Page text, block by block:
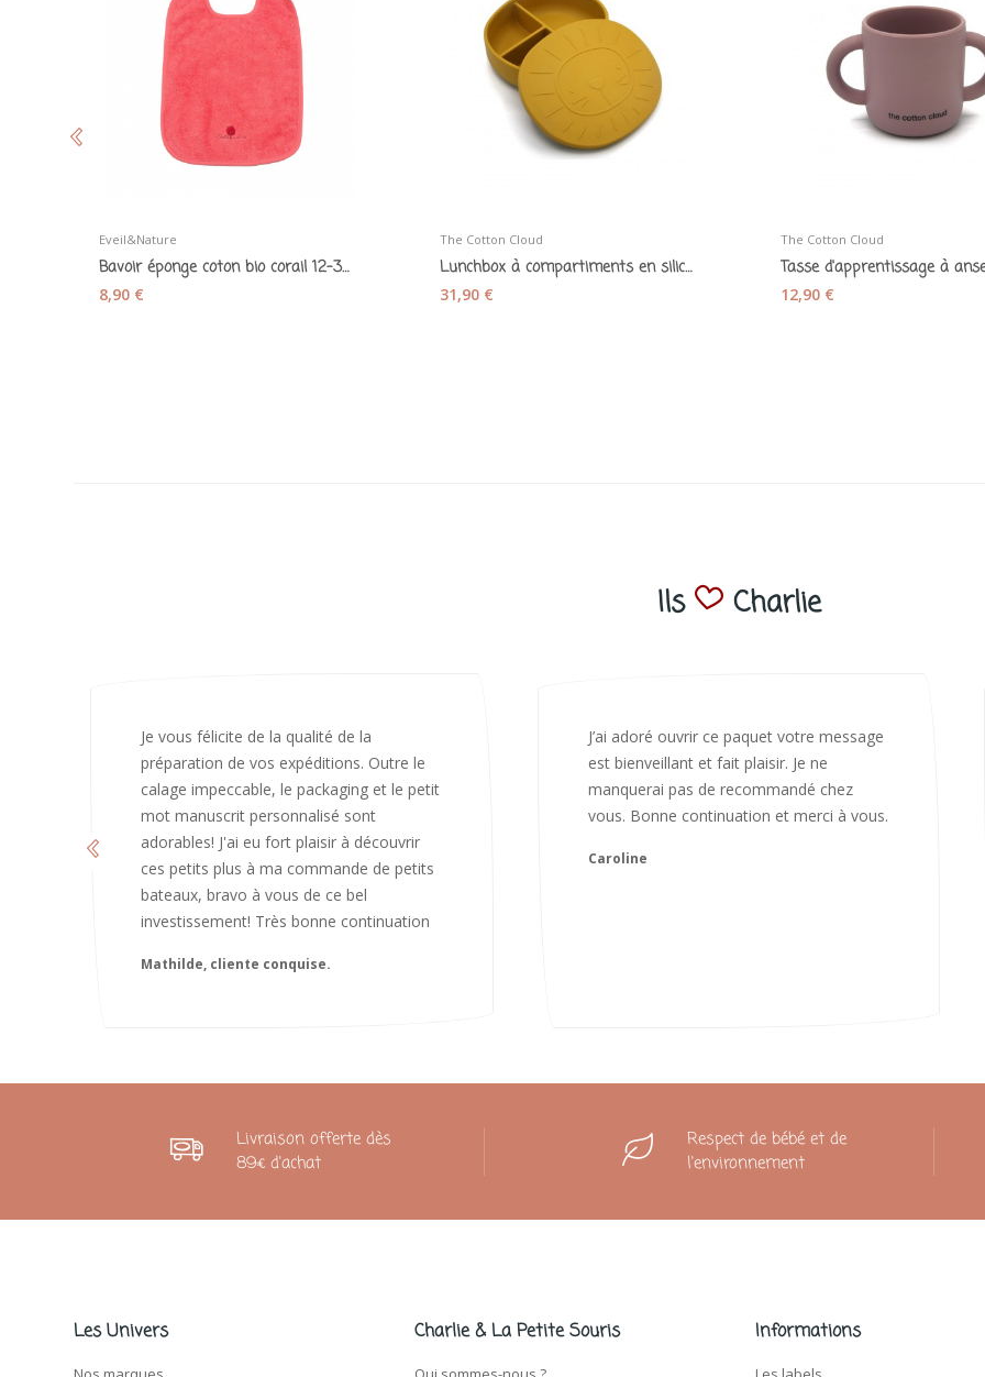
Eveil&Nature
Bavoir éponge coton bio corail 12-36 mois -...
8,90 €
The Cotton Cloud
Lunchbox à compartiments en silicone «Alfie le...
31,90 €
The Cotton Cloud
12,90 €
Ils Charlie
J’ai adoré ouvrir ce paquet votre message
est bienveillant et fait plaisir. Je ne
manquerai pas de recommandé chez
vous. Bonne continuation et merci à vous.
Bonjour Nadia Bien reçu le colis auj,
magnifique colis. L'emballage est
magnifique. Très contente des animaux.
Je recommanderai sans hésiter 😍
Camille
Livraison offerte dès
89€ d'achat
Respect de bébé et de
l'environnement
Les Univers Charlie & La Petite Souris Informations